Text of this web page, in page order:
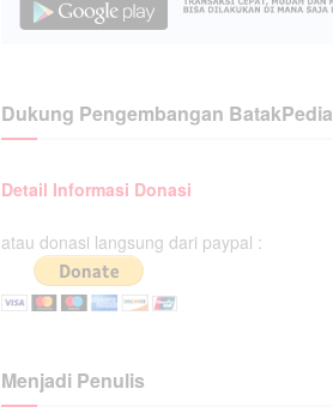
Dukung Pengembangan BatakPedia
Detail Informasi Donasi
atau donasi langsung dari paypal :
Menjadi Penulis